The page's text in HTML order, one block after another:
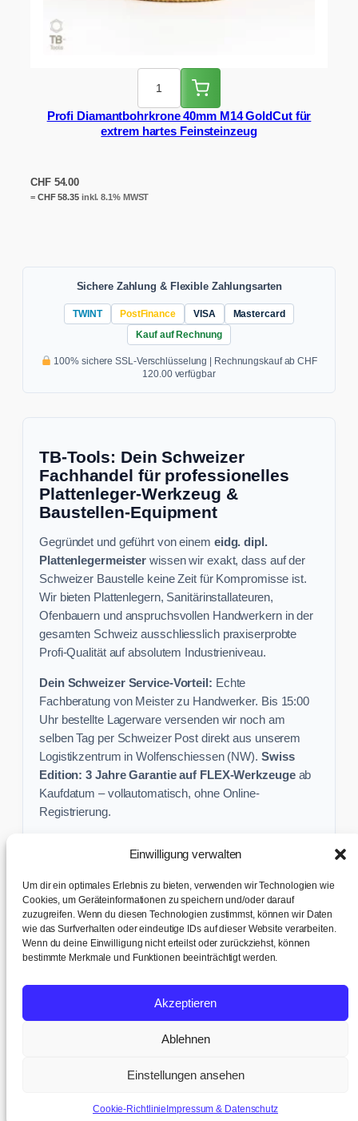
Einwilligung verwalten
Um dir ein optimales Erlebnis zu bieten, verwenden wir Technologien wie
Cookies, um Geräteinformationen zu speichern und/oder darauf
zuzugreifen. Wenn du diesen Technologien zustimmst, können wir Daten
wie das Surfverhalten oder eindeutige IDs auf dieser Website verarbeiten.
Wenn du deine Einwilligung nicht erteilst oder zurückziehst, können
bestimmte Merkmale und Funktionen beeinträchtigt werden.
Akzeptieren
Ablehnen
Einstellungen ansehen
Cookie-Richtlinie Impressum & Datenschutz
Profi Diamantbohrkrone 40mm M14 GoldCut für
extrem hartes Feinsteinzeug
CHF54.00
= CHF58.35inkl. 8.1% MWST
Sichere Zahlung & Flexible Zahlungsarten
TWINT PostFinance VISA
Mastercard
Kauf auf Rechnung
100% sichere SSL-Verschlüsselung | Rechnungskauf ab CHF
120.00 verfügbar
TB-Tools: Dein Schweizer
Fachhandel für professionelles
Plattenleger-Werkzeug &
Baustellen-Equipment
Gegründet und geführt von einem eidg. dipl.
Plattenlegermeister wissen wir exakt, dass auf der
Schweizer Baustelle keine Zeit für Kompromisse ist.
Wir bieten Plattenlegern, Sanitärinstallateuren,
Ofenbauern und anspruchsvollen Handwerkern in der
gesamten Schweiz ausschliesslich praxiserprobte
Profi-Qualität auf absolutem Industrieniveau.
Dein Schweizer Service-Vorteil: Echte
Fachberatung von Meister zu Handwerker. Bis 15:00
Uhr bestellte Lagerware versenden wir noch am
selben Tag per Schweizer Post direkt aus unserem
Logistikzentrum in Wolfenschiessen (NW). Swiss
Edition: 3 Jahre Garantie auf FLEX-Werkzeugeab
Kaufdatum – vollautomatisch, ohne Online-
Registrierung.
Sichere dir exklusive Angebote und praktische
Baustellen-Tipps direkt in dein Postfach.
✉ Zur Anmeldung
Versand & Abholung |Cookie-Richtlinie